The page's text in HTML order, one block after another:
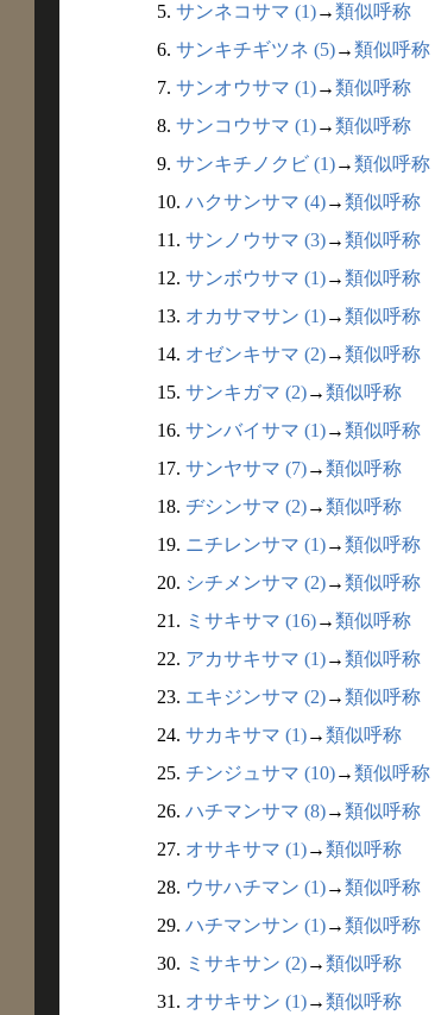
5. サンネコサマ (1)→類似呼称
6. サンキチギツネ (5)→類似呼称
7. サンオウサマ (1)→類似呼称
8. サンコウサマ (1)→類似呼称
9. サンキチノクビ (1)→類似呼称
10. ハクサンサマ (4)→類似呼称
11. サンノウサマ (3)→類似呼称
12. サンボウサマ (1)→類似呼称
13. オカサマサン (1)→類似呼称
14. オゼンキサマ (2)→類似呼称
15. サンキガマ (2)→類似呼称
16. サンバイサマ (1)→類似呼称
17. サンヤサマ (7)→類似呼称
18. ヂシンサマ (2)→類似呼称
19. ニチレンサマ (1)→類似呼称
20. シチメンサマ (2)→類似呼称
21. ミサキサマ (16)→類似呼称
22. アカサキサマ (1)→類似呼称
23. エキジンサマ (2)→類似呼称
24. サカキサマ (1)→類似呼称
25. チンジュサマ (10)→類似呼称
26. ハチマンサマ (8)→類似呼称
27. オサキサマ (1)→類似呼称
28. ウサハチマン (1)→類似呼称
29. ハチマンサン (1)→類似呼称
30. ミサキサン (2)→類似呼称
31. オサキサン (1)→類似呼称